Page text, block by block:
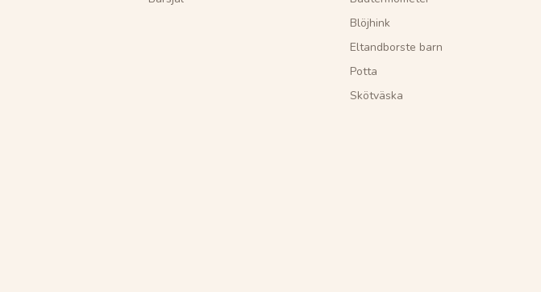
Blöjhink
Eltandborste barn
Potta
Skötväska